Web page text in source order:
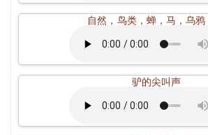
自然，鸟类，蝉，马，乌鸦
驴的尖叫声